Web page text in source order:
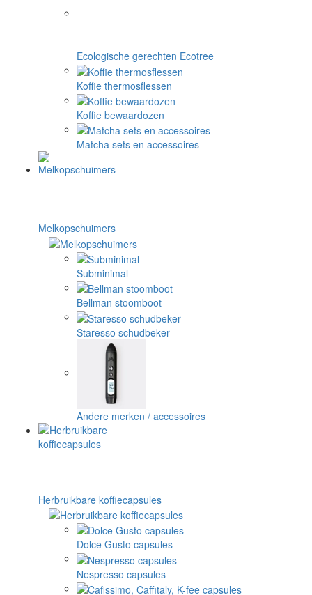
Ecologische gerechten Ecotree
Koffie thermosflessen
Koffie bewaardozen
Matcha sets en accessoires
Melkopschuimers
Subminimal
Bellman stoomboot
Staresso schudbeker
Andere merken / accessoires
Herbruikbare koffiecapsules
Dolce Gusto capsules
Nespresso capsules